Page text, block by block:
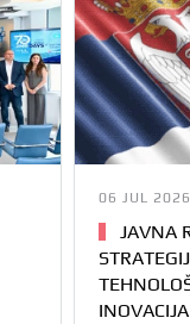
06 JUL 2026
JAVNA